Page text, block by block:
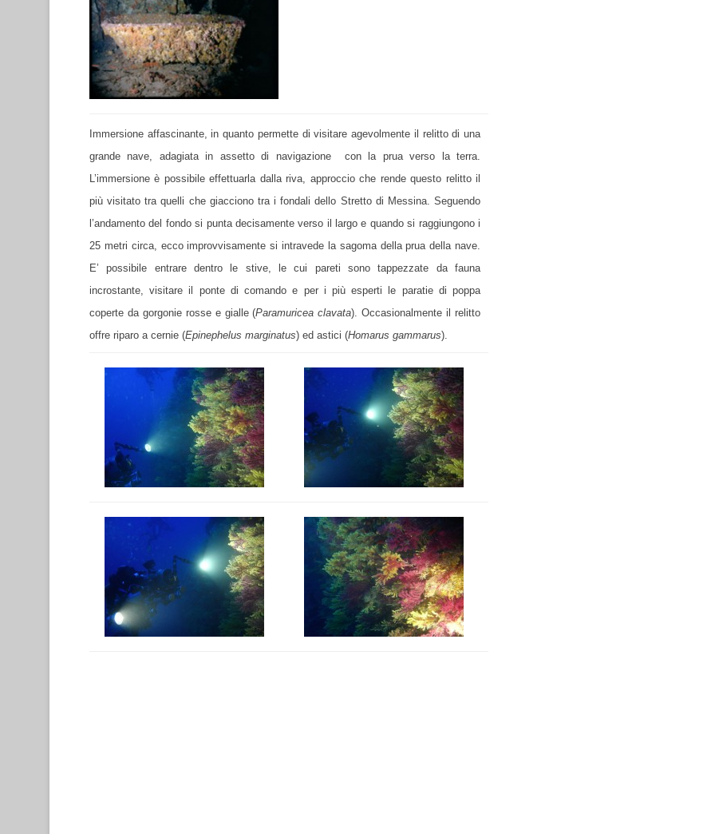
Immersione affascinante, in quanto permette di visitare agevolmente il relitto di una
grande nave, adagiata in assetto di navigazione con la prua verso la terra.
L’immersione è possibile effettuarla dalla riva, approccio che rende questo relitto il
più visitato tra quelli che giacciono tra i fondali dello Stretto di Messina. Seguendo
l’andamento del fondo si punta decisamente verso il largo e quando si raggiungono i
25 metri circa, ecco improvvisamente si intravede la sagoma della prua della nave.
E’ possibile entrare dentro le stive, le cui pareti sono tappezzate da fauna
incrostante, visitare il ponte di comando e per i più esperti le paratie di poppa
coperte da gorgonie rosse e gialle (Paramuricea clavata). Occasionalmente il relitto
offre riparo a cernie (Epinephelus marginatus) ed astici (Homarus gammarus).